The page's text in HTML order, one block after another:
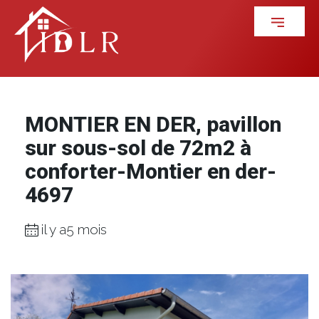
MONTIER EN DER, pavillon
sur sous-sol de 72m2 à
conforter-Montier en der-
4697
il y a5 mois